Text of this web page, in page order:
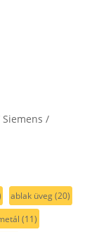
Siemens /
ablak üveg(20)
(11)